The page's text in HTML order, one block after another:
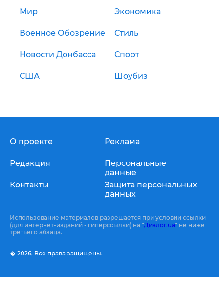
Мир Экономика
Военное Обозрение Стиль
Новости Донбасса Спорт
США Шоубиз
О проекте
Редакция
Контакты
Реклама
Персональные
данные
Защита персональных
данных
Использование материалов разрешается при условии ссылки
(для интернет-изданий - гиперссылки) на "Диалог.ua" не ниже
третьего абзаца.
� 2026, Все права защищены.